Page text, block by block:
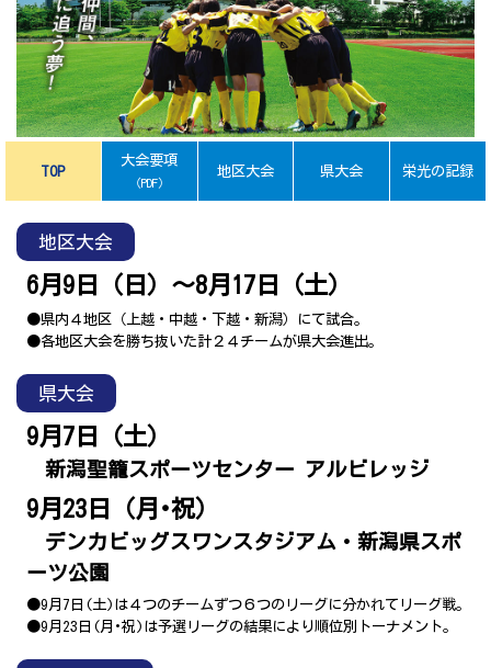
天気
プレゼント
コンテンツ・アプリ
キッズ ケンジュ 愛の募金
Well-being
ショッピング
会社概要・ビジョン
TOP
大会要項
（PDF）
地区大会 県大会 栄光の記録
地区大会
6月9日（日）～8月17日（土）
●県内４地区（上越・中越・下越・新潟）にて試合。
●各地区大会を勝ち抜いた計２４チームが県大会進出。
県大会
9月7日（土）
新潟聖籠スポーツセンター アルビレッジ
9月23日（月･祝）
デンカビッグスワンスタジアム・新潟県スポ
ーツ公園
●9月7日(土)は４つのチームずつ６つのリーグに分かれてリーグ戦。
●9月23日(月･祝)は予選リーグの結果により順位別トーナメント。